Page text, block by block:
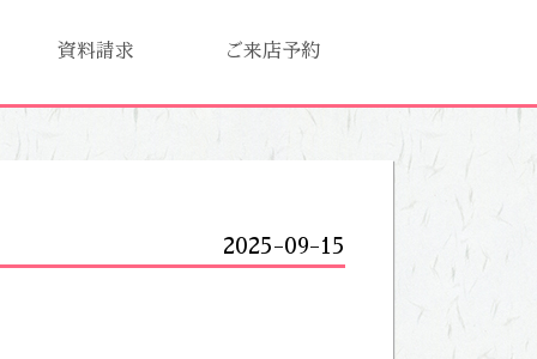
資料請求 ご来店予約
2025-09-15